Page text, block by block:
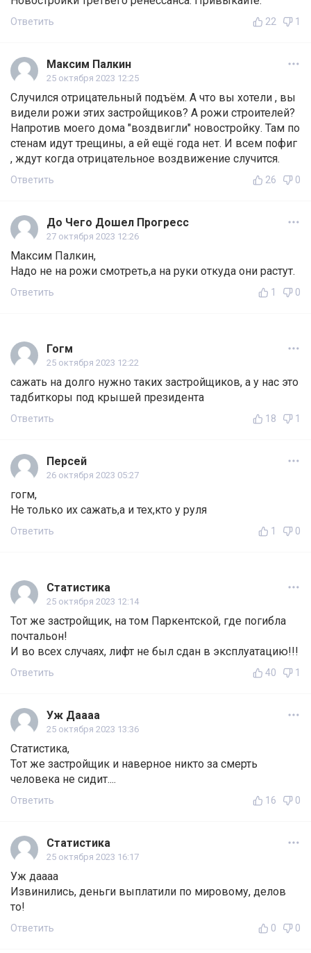
Ответить 22 1
Максим Палкин
25 октября 2023 12:25
Случился отрицательный подъём. А что вы хотели , вы
видели рожи этих застройщиков? А рожи строителей?
Напротив моего дома "воздвигли" новостройку. Там по
стенам идут трещины, а ей ещё года нет. И всем пофиг
, ждут когда отрицательное воздвижение случится.
Ответить 26 0
До Чего Дошел Прогресс
27 октября 2023 12:26
Максим Палкин,
Надо не на рожи смотреть,а на руки откуда они растут.
Ответить 1 0
Гогм
25 октября 2023 12:22
сажать на долго нужно таких застройщиков, а у нас это
тадбиткоры под крышей президента
Ответить 18 1
Персей
26 октября 2023 05:27
гогм,
Не только их сажать,а и тех,кто у руля
Ответить 1 0
Статистика
25 октября 2023 12:14
Тот же застройщик, на том Паркентской, где погибла
почтальон!
И во всех случаях, лифт не был сдан в эксплуатацию!!!
Ответить 40 1
Уж Даааа
25 октября 2023 13:36
Статистика,
Тот же застройщик и наверное никто за смерть
человека не сидит....
Ответить 16 0
Статистика
25 октября 2023 16:17
Уж даааа
Извинились, деньги выплатили по мировому, делов
то!
Ответить 0 0